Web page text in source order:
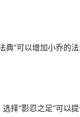
典”可以增加小乔的
择“影忍之足”可以